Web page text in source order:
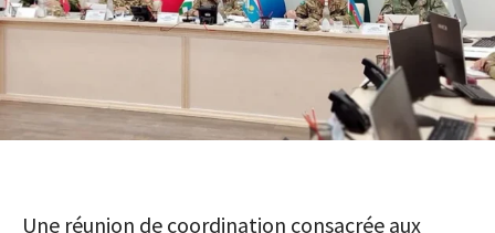
Une réunion de coordination consacrée aux